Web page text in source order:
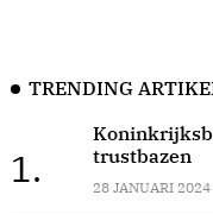
TRENDING
1.
trustbazen
28 JANUARI 2024